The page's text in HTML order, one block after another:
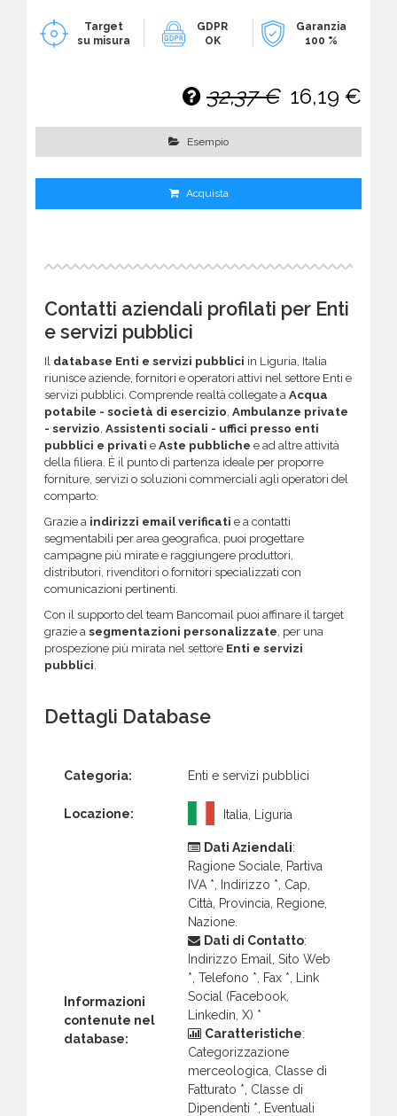
Target
su misura
GDPR
OK
Garanzia
100 %
32,37 € 16,19 €
Esempio
Acquista
Contatti aziendali profilati per Enti
e servizi pubblici
Il database Enti e servizi pubblici in Liguria, Italia
riunisce aziende, fornitori e operatori attivi nel settore Enti e
servizi pubblici. Comprende realtà collegate a Acqua
potabile - società di esercizio, Ambulanze private
- servizio, Assistenti sociali - uffici presso enti
pubblici e privati e Aste pubbliche e ad altre attività
della filiera. È il punto di partenza ideale per proporre
forniture, servizi o soluzioni commerciali agli operatori del
comparto.
Grazie a indirizzi email verificati e a contatti
segmentabili per area geografica, puoi progettare
campagne più mirate e raggiungere produttori,
distributori, rivenditori o fornitori specializzati con
comunicazioni pertinenti.
Con il supporto del team Bancomail puoi affinare il target
grazie a segmentazioni personalizzate, per una
prospezione più mirata nel settore Enti e servizi
pubblici.
Dettagli Database
Categoria: Enti e servizi pubblici
Locazione: Italia, Liguria
Informazioni
contenute nel
database:
Dati Aziendali:
Ragione Sociale, Partiva
IVA *, Indirizzo *, Cap,
Città, Provincia, Regione,
Nazione.
Dati di Contatto:
Indirizzo Email, Sito Web
*, Telefono *, Fax *, Link
Social (Facebook,
Linkedin, X) *
Caratteristiche:
Categorizzazione
merceologica, Classe di
Fatturato *, Classe di
Dipendenti *, Eventuali